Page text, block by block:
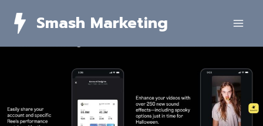
Smash Marketing